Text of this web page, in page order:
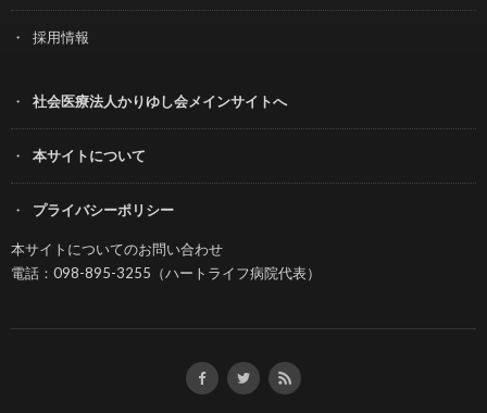
採用情報
社会医療法人かりゆし会メインサイトへ
本サイトについて
プライバシーポリシー
本サイトについてのお問い合わせ
電話：098-895-3255（ハートライフ病院代表）